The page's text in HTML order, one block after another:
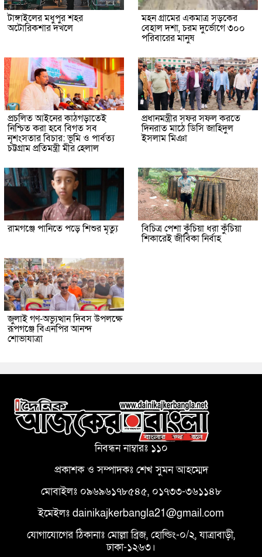
টাঙ্গাইলের মধুপুর শহর
অটোরিকশার দখলে
মহন গ্রামের একমাত্র সড়কের
বেহাল দশা, চরম দুর্ভোগে ৩০০
পরিবারের মানুষ
প্রচলিত আইনের কাঠগড়াতেই
নিশ্চিত করা হবে বিগত সব
নৃশংসতার বিচার: ভূমি ও পার্বত্য
চট্টগ্রাম প্রতিমন্ত্রী মীর হেলাল
প্রধানমন্ত্রীর সফর সফল করতে
দিনরাত মাঠে ডিসি জাহিদুল
ইসলাম মিঞা
রামগঞ্জে পানিতে পড়ে শিশুর মৃত্যু বিচিত্র পেশা কুঁচিয়া ধরা কুঁচিয়া
শিকারেই জীবিকা নির্বাহ
জুলাই গণ-অভ্যুত্থান দিবস উপলক্ষে
রূপগঞ্জে বিএনপির আনন্দ
শোভাযাত্রা
নিবন্ধন নাম্বারঃ ১১০
প্রকাশক ও সম্পাদকঃ শেখ সুমন আহম্মেদ
মোবাইলঃ ০৯৬৯৬১৭৮৫৪৫, ০১৭৩৩-৩৬১১৪৮
ইমেইলঃ dainikajkerbangla21@gmail.com
যোগাযোগের ঠিকানাঃ মোল্লা ব্রিজ, হোল্ডিং-০/২, যাত্রাবাড়ী,
ঢাকা-১২৬৩।